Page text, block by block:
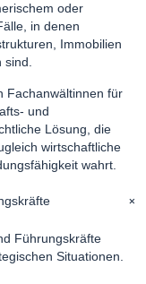
oder
in denen
Immobilien
sind.
Fachanwältinnen für
und
Lösung, die
wirtschaftliche
wahrt.
+
Führungskräfte
Situationen.